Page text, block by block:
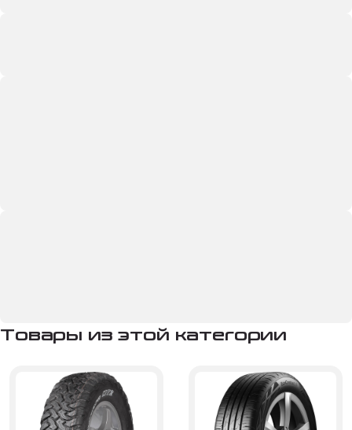
Товары из этой категории